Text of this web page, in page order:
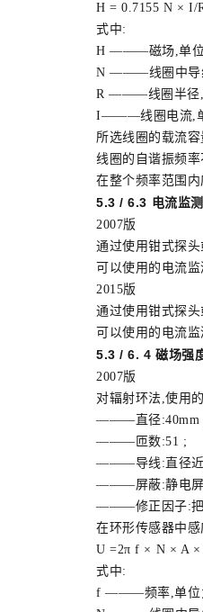
H = 0.7155 N ×
式中:
H ———磁场,单位
N ———线圈中导
R ———线圈半径,
I———线圈电流,单
所选线圈的载流容
线圈的自谐振频率
在整个频率范围内
5.3 / 6.3 电流监
2007版
通过使用钳式探头或
可以使用的电流监
2015版
通过使用钳式探头或
可以使用的电流监
5.3 / 6. 4 磁场强
2007版
对辐射环法,使用的
———直径:40mm
———匝数:51 ;
———导线:直径近似
———屏蔽:静电屏
———修正因子:把传
在环形传感器中感
U =2π f × N ×
式中:
f ———频率,单位为